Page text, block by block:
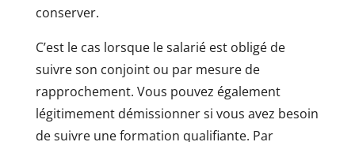
conserver.
C’est le cas lorsque le salarié est obligé de
suivre son conjoint ou par mesure de
rapprochement. Vous pouvez également
légitimement démissionner si vous avez besoin
de suivre une formation qualifiante. Par